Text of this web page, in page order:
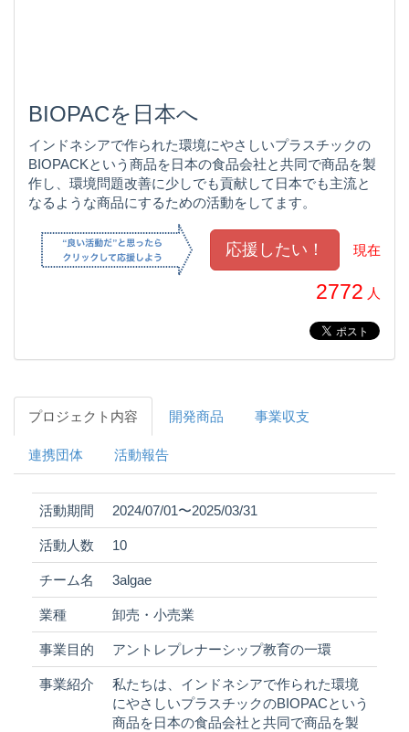
BIOPACを日本へ
インドネシアで作られた環境にやさしいプラスチックの
BIOPACKという商品を日本の食品会社と共同で商品を製
作し、環境問題改善に少しでも貢献して日本でも主流と
なるような商品にするための活動をしてます。
現在
2772 人
プロジェクト内容 開発商品 事業収支
連携団体 活動報告
活動期間 2024/07/01〜2025/03/31
活動人数 10
チーム名 3algae
業種 卸売・小売業
事業目的 アントレプレナーシップ教育の一環
事業紹介
私たちは、インドネシアで作られた環境
にやさしいプラスチックのBIOPACという
商品を日本の食品会社と共同で商品を製